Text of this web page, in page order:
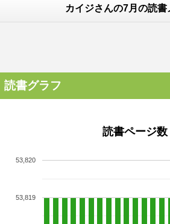
カイジさんの7月の読書
読書グラフ
読書ページ数
53,819
53,820